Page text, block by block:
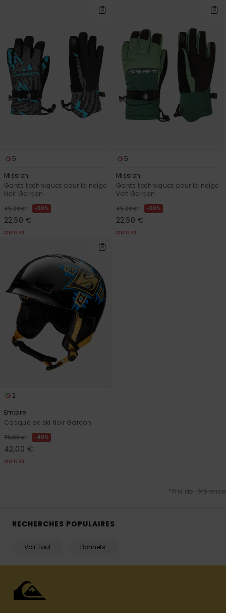
5
Mission
Gants techniques pour la neige
Noir Garçon
45,00 € * 50%
22,50 €
OUTLET
5
Mission
Gants techniques pour la neige
Vert Garçon
45,00 € * 50%
22,50 €
OUTLET
2
Empire
Casque de ski Noir Garçon
70,00 € * 40%
42,00 €
OUTLET
*Prix de référence
RECHERCHES POPULAIRES
Voir Tout Bonnets